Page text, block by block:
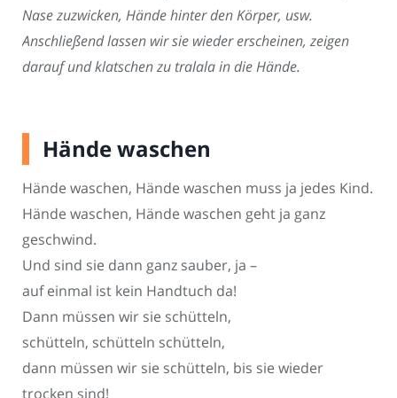
Nase zuzwicken, Hände hinter den Körper, usw.
Anschließend lassen wir sie wieder erscheinen, zeigen
darauf und klatschen zu tralala in die Hände.
Hände waschen
Hände waschen, Hände waschen muss ja jedes Kind.
Hände waschen, Hände waschen geht ja ganz
geschwind.
Und sind sie dann ganz sauber, ja –
auf einmal ist kein Handtuch da!
Dann müssen wir sie schütteln,
schütteln, schütteln schütteln,
dann müssen wir sie schütteln, bis sie wieder
trocken sind!